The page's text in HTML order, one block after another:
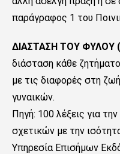
παράγραφος 1 του
ΔΙΑΣΤΑΣΗ ΤΟΥ ΦΥΛΟΥ
διάσταση κάθε
με τις διαφορές στη
γυναικών.
Πηγή: 100 λέξεις για
σχετικών με την
Υπηρεσία Επισήμων